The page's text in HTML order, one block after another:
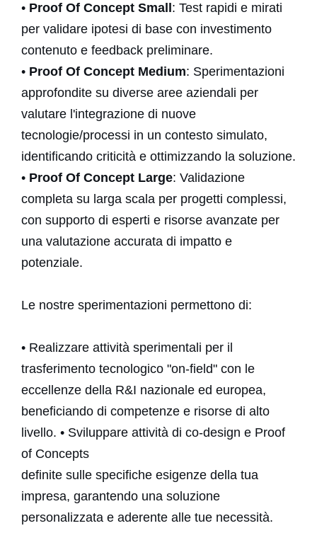
News e eventi
Contatti
• Proof Of Concept Small: Test rapidi e mirati
per validare ipotesi di base con investimento
contenuto e feedback preliminare.
• Proof Of Concept Medium: Sperimentazioni
approfondite su diverse aree aziendali per
valutare l'integrazione di nuove
tecnologie/processi in un contesto simulato,
identificando criticità e ottimizzando la soluzione.
• Proof Of Concept Large: Validazione
completa su larga scala per progetti complessi,
con supporto di esperti e risorse avanzate per
una valutazione accurata di impatto e
potenziale.
Le nostre sperimentazioni permettono di:
• Realizzare attività sperimentali per il
trasferimento tecnologico "on-field" con le
eccellenze della R&I nazionale ed europea,
beneficiando di competenze e risorse di alto
livello. • Sviluppare attività di co-design e Proof
of Concepts
definite sulle specifiche esigenze della tua
impresa, garantendo una soluzione
personalizzata e aderente alle tue necessità.